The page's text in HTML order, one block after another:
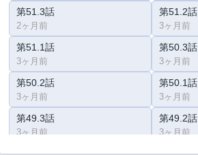
第51.3話
2ヶ月前
第51.2話
3ヶ月前
第51.1話
3ヶ月前
第50.3話
3ヶ月前
第50.2話
3ヶ月前
第50.1話
3ヶ月前
第49.3話
3ヶ月前
第49.2話
3ヶ月前